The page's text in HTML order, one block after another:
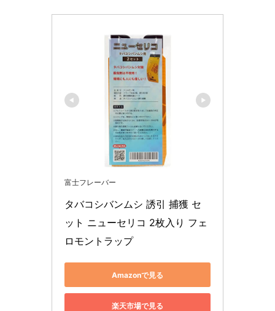
富士フレーバー
タバコシバンムシ 誘引 捕獲 セ
ット ニューセリコ 2枚入り フェ
ロモントラップ
Amazonで見る
楽天市場で見る